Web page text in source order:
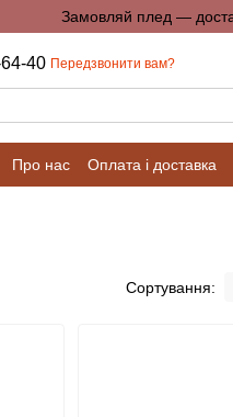
Замовляй плед —
40 Передзвонити вам?
Про нас Оплата і доставка
Сортування: